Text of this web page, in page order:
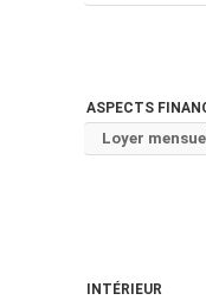
ASPECTS
Loyer
INTÉRIEUR